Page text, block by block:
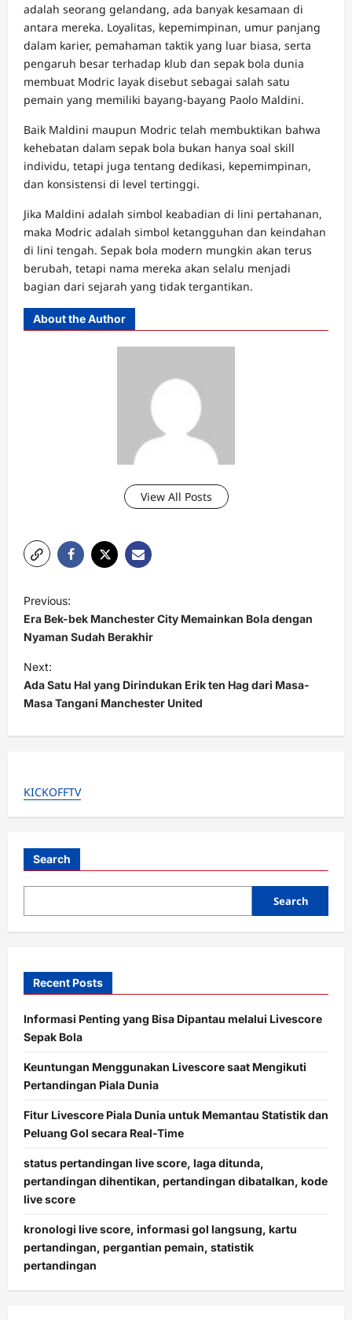
adalah seorang gelandang, ada banyak kesamaan di
antara mereka. Loyalitas, kepemimpinan, umur panjang
dalam karier, pemahaman taktik yang luar biasa, serta
pengaruh besar terhadap klub dan sepak bola dunia
membuat Modric layak disebut sebagai salah satu
pemain yang memiliki bayang-bayang Paolo Maldini.
Baik Maldini maupun Modric telah membuktikan bahwa
kehebatan dalam sepak bola bukan hanya soal skill
individu, tetapi juga tentang dedikasi, kepemimpinan,
dan konsistensi di level tertinggi.
Jika Maldini adalah simbol keabadian di lini pertahanan,
maka Modric adalah simbol ketangguhan dan keindahan
di lini tengah. Sepak bola modern mungkin akan terus
berubah, tetapi nama mereka akan selalu menjadi
bagian dari sejarah yang tidak tergantikan.
About the Author
View All Posts
o
s
t
n
a
v
g
o
Previous:
Era Bek-bek Manchester City Memainkan Bola dengan
Nyaman Sudah Berakhir
Next:
Ada Satu Hal yang Dirindukan Erik ten Hag dari Masa-
Masa Tangani Manchester United
KICKOFFTV
Search
Search
Recent Posts
Informasi Penting yang Bisa Dipantau melalui Livescore
Sepak Bola
Keuntungan Menggunakan Livescore saat Mengikuti
Pertandingan Piala Dunia
Fitur Livescore Piala Dunia untuk Memantau Statistik dan
Peluang Gol secara Real-Time
status pertandingan live score, laga ditunda,
pertandingan dihentikan, pertandingan dibatalkan, kode
live score
kronologi live score, informasi gol langsung, kartu
pertandingan, pergantian pemain, statistik
pertandingan